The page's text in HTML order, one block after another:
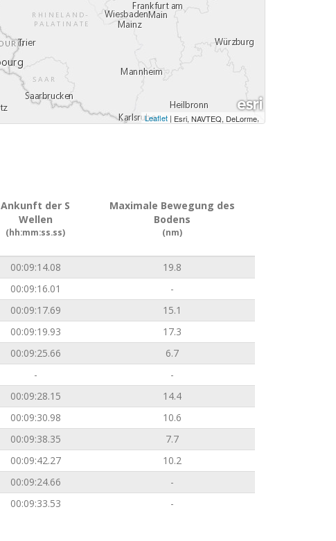
Leaflet | Esri, NAVTEQ, DeLorme,
Ankunft der S
Wellen
(hh:mm:ss.ss)
Maximale Bewegung des
Bodens
(nm)
00:09:14.08
19.8
00:09:16.01
-
00:09:17.69
15.1
00:09:19.93
17.3
00:09:25.66
6.7
-
-
00:09:28.15
14.4
00:09:30.98
10.6
00:09:38.35
7.7
00:09:42.27
10.2
00:09:24.66
-
00:09:33.53 -